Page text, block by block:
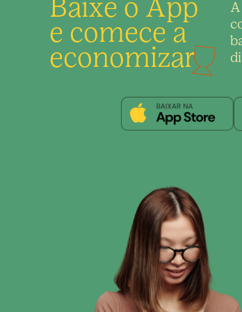
Baixe o App
e comece a
economizar